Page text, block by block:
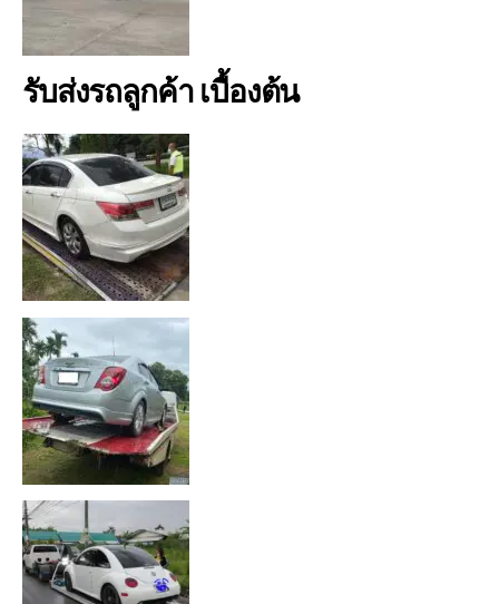
รับส่งรถลูกค้า เบื้องต้น